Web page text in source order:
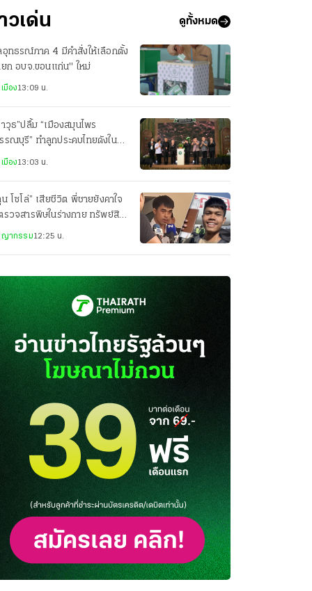
วเด่น ดูทั้งหมด
อุทธรณ์ภาค 4 มีคำสั่งให้เลือกตั้ง
ก อบจ.ขอนแก่น" ใหม่
มือง13:09 น.
าวุธ”ปลื้ม “เมืองสมุนไพร
รณบุรี” ทำลูกประคบไทยดังใน
ระเทศ
มือง13:03 น.
น โซโล่” เสียชีวิต พี่ชายยังคาใจ
รวจสารพิษในร่างกาย ทรัพย์สิน
ญากรรม12:25 น.